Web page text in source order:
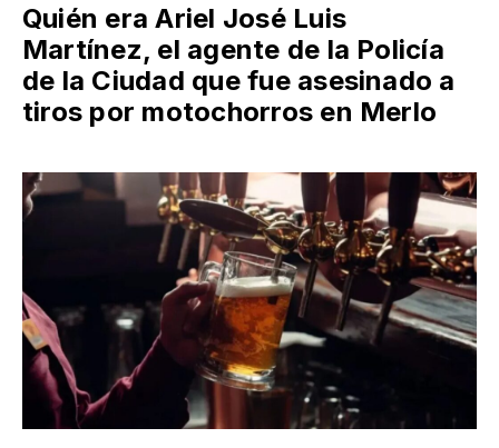
Quién era Ariel José Luis
Martínez, el agente de la Policía
de la Ciudad que fue asesinado a
tiros por motochorros en Merlo